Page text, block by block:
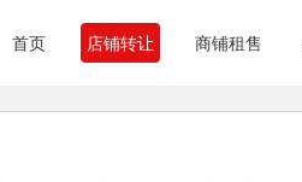
首页 店铺转让 商铺租售